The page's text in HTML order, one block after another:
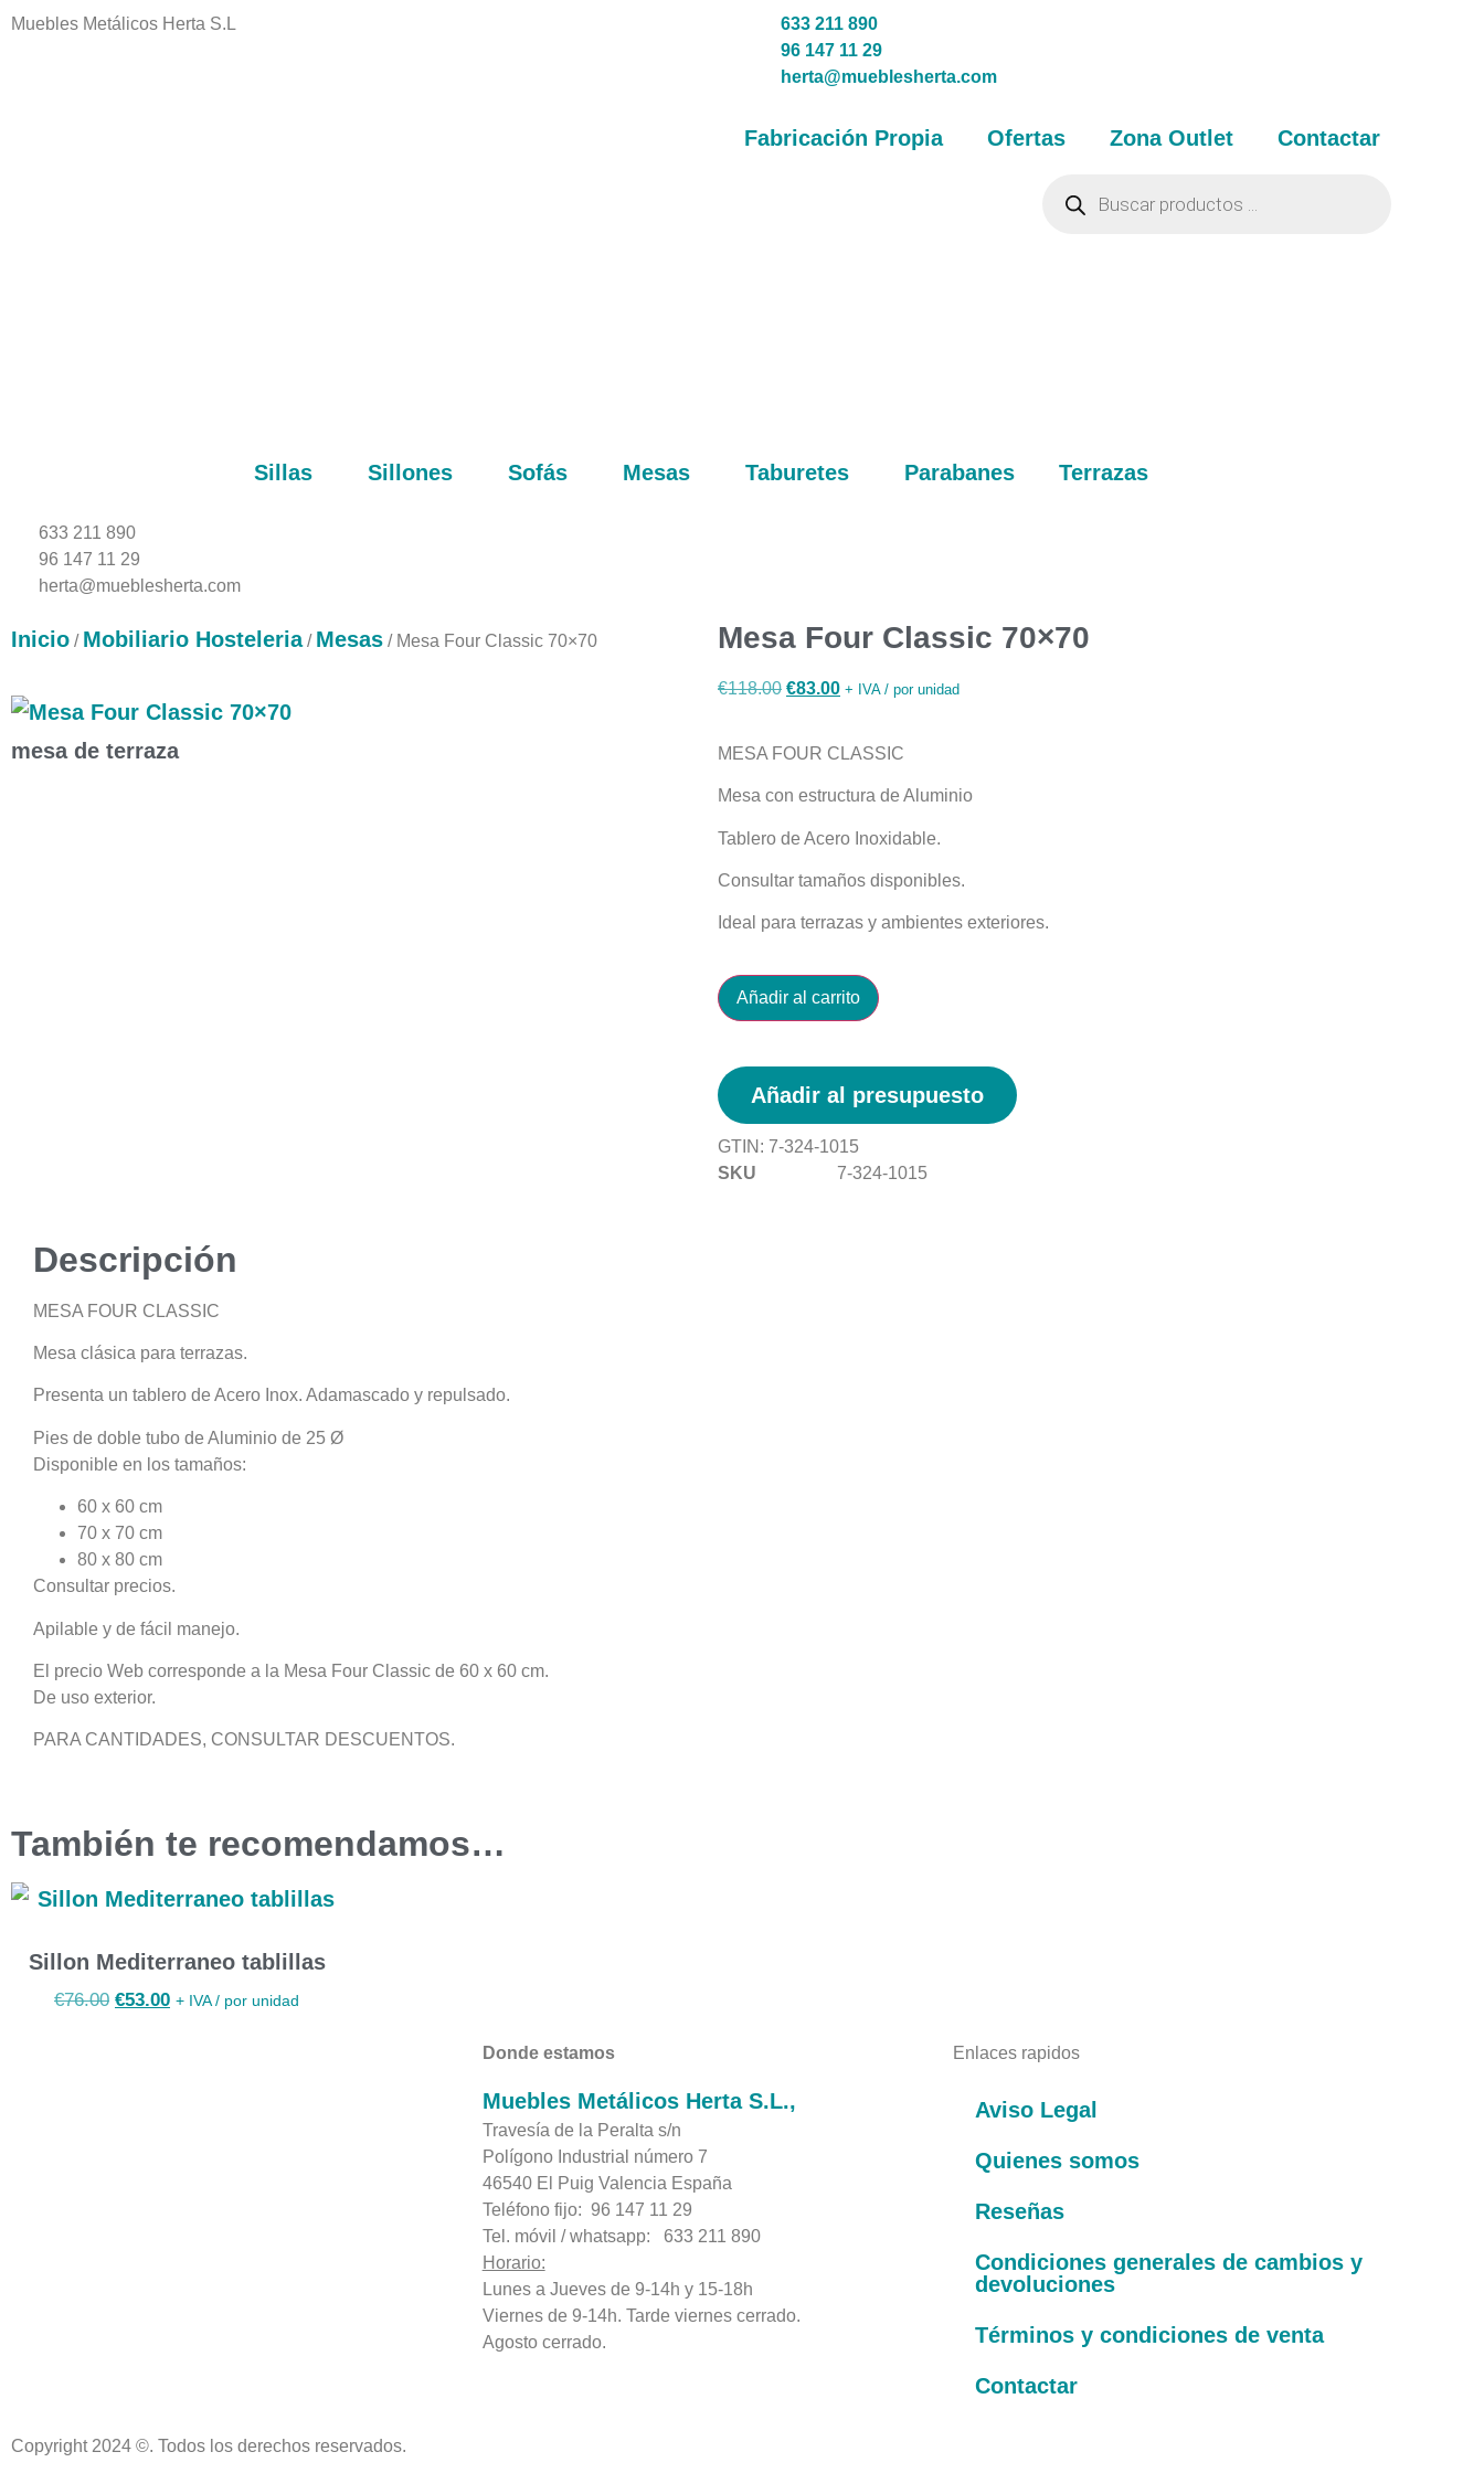
Muebles Metálicos Herta S.L
633 211 890
96 147 11 29
herta@mueblesherta.com
Fabricación Propia Ofertas Zona Outlet Contactar
Sillas Sillones Sofás Mesas Taburetes Parabanes Terrazas
633 211 890
96 147 11 29
herta@mueblesherta.com
Inicio / Mobiliario Hosteleria/ Mesas / Mesa Four Classic 70×70
mesa de terraza
Mesa Four Classic 70×70
€118.00 €83.00 + IVA / por unidad
MESA FOUR CLASSIC
Mesa con estructura de Aluminio
Tablero de Acero Inoxidable.
Consultar tamaños disponibles.
Ideal para terrazas y ambientes exteriores.
Añadir al carrito
Añadir al presupuesto
GTIN: 7-324-1015
SKU
7-324-1015
Descripción
MESA FOUR CLASSIC
Mesa clásica para terrazas.
Presenta un tablero de Acero Inox. Adamascado y repulsado.
Pies de doble tubo de Aluminio de 25 Ø
Disponible en los tamaños:
60 x 60 cm
70 x 70 cm
80 x 80 cm
Consultar precios.
Apilable y de fácil manejo.
El precio Web corresponde a la Mesa Four Classic de 60 x 60 cm.
De uso exterior.
PARA CANTIDADES, CONSULTAR DESCUENTOS.
También te recomendamos…
Sillon Mediterraneo tablillas
€76.00 €53.00 + IVA / por unidad
Donde estamos
Muebles Metálicos Herta S.L.,
Travesía de la Peralta s/n
Polígono Industrial número 7
46540 El Puig Valencia España
Teléfono fijo: 96 147 11 29
Tel. móvil / whatsapp: 633 211 890
Horario:
Lunes a Jueves de 9-14h y 15-18h
Viernes de 9-14h. Tarde viernes cerrado.
Agosto cerrado.
Enlaces rapidos
Aviso Legal
Quienes somos
Reseñas
Condiciones generales de cambios y
devoluciones
Términos y condiciones de venta
Contactar
Copyright 2024 ©. Todos los derechos reservados.